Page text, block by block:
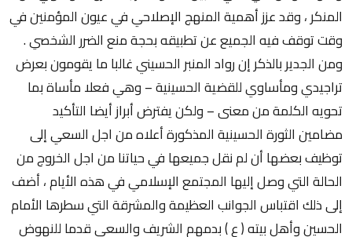
المنكر ، وقد عزز أهمية المنهج الإصلاحي في عيون المؤمنين في
وقت توقف فيه الجميع عن تطبيقه بحجة منع الضرر الشخصي .
ومن الجدير بالذكر إن رواد المنبر الحسيني غالبا ما يقومون بعرض
تراجيدي ومأساوي للقضية الحسينية – وهي فعلا مأساة بما
تحويه الكلمة من معنى – ولكن يفترض أبراز أيضا التأكيد
مضامين الثورة الحسينية المذكورة أعلاه من اجل السعي إلى
توظيف بعضها أن لم نقل جميعها في حياتنا من اجل الخروج من
الحالة التي وصل إليها المجتمع الإسلامي في هذه الأيام ، أضف
إلى ذلك اقتباس الجوانب العظيمة والمشرقة التي سطرها الأمام
الحسين وأهل بيته ( ع ) بدمهم الشريف والسعي قدما للنهوض